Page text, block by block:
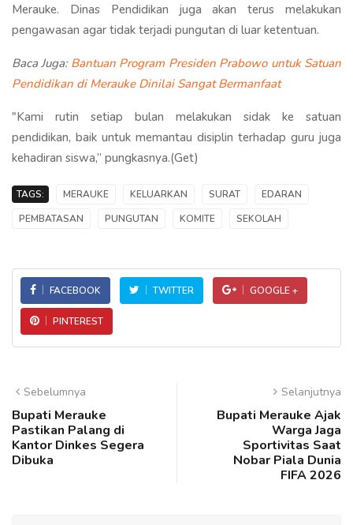
Merauke. Dinas Pendidikan juga akan terus melakukan
pengawasan agar tidak terjadi pungutan di luar ketentuan.
Baca Juga: Bantuan Program Presiden Prabowo untuk Satuan
Pendidikan di Merauke Dinilai Sangat Bermanfaat
"Kami rutin setiap bulan melakukan sidak ke satuan
pendidikan, baik untuk memantau disiplin terhadap guru juga
kehadiran siswa,” pungkasnya.(Get)
TAGS: MERAUKE KELUARKAN SURAT
EDARAN
PEMBATASAN
PUNGUTAN KOMITE SEKOLAH
FACEBOOK TWITTER GOOGLE +
PINTEREST
Sebelumnya
Bupati Merauke
Pastikan Palang di
Kantor Dinkes Segera
Dibuka
Selanjutnya
Bupati Merauke Ajak
Warga Jaga
Sportivitas Saat
Nobar Piala Dunia
FIFA 2026